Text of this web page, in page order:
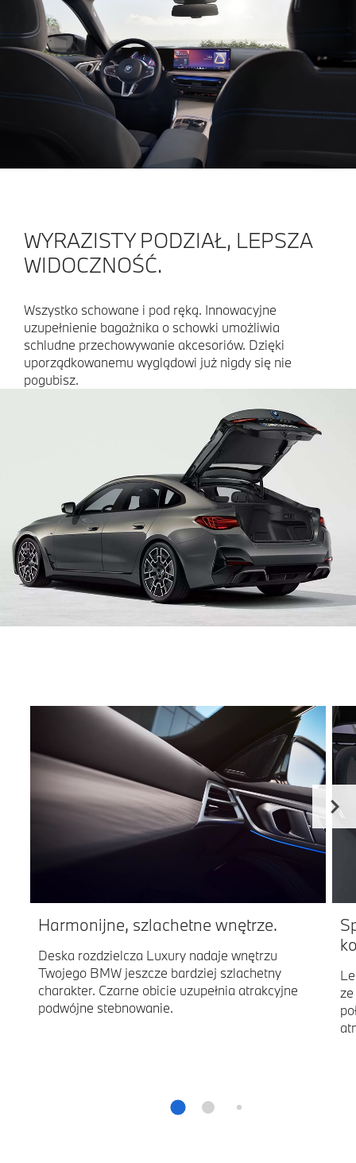
WYRAZISTY PODZIAŁ, LEPSZA
WIDOCZNOŚĆ.
Wszystko schowane i pod ręką. Innowacyjne
uzupełnienie bagażnika o schowki umożliwia
schludne przechowywanie akcesoriów. Dzięki
uporządkowanemu wyglądowi już nigdy się nie
pogubisz.
Harmonijne, szlachetne wnętrze.
Deska rozdzielcza Luxury nadaje wnętrzu
Twojego BMW jeszcze bardziej szlachetny
charakter. Czarne obicie uzupełnia atrakcyjne
podwójne stebnowanie.